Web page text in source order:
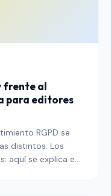
frente al
para editores
RGPD se
distintos. Los
aquí se explica en